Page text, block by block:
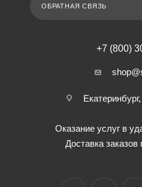
ОБРАТНАЯ СВЯЗЬ
+7 (800)
Оказание услуг в
Доставка